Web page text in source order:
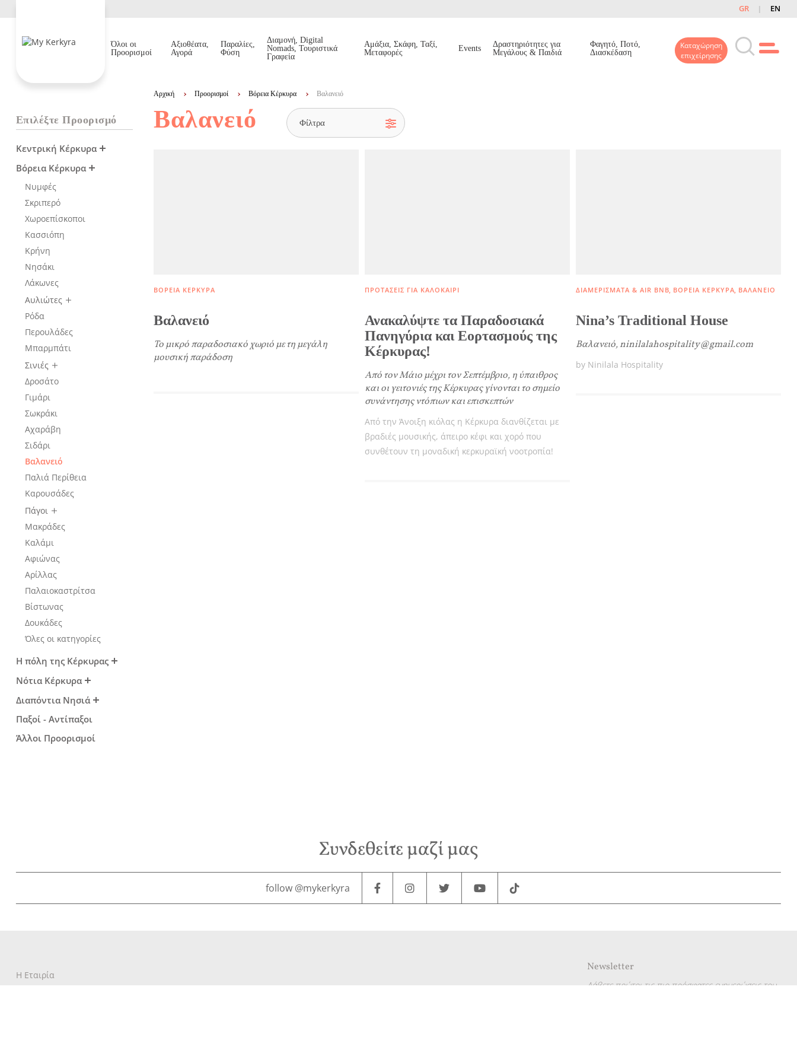
GR EN
Όλοι οι
Προορισμοί
Αξιοθέατα,
Αγορά
Παραλίες,
Φύση
Διαμονή, Digital
Nomads, Τουριστικά
Γραφεία
Αμάξια, Σκάφη, Ταξί,
Μεταφορές
Events
Δραστηριότητες για
Μεγάλους & Παιδιά
Φαγητό, Ποτό,
Διασκέδαση
Καταχώρηση
επιχείρησης
Όλοι οι Προορισμοί
Αξιοθέατα, Αγορά
Παραλίες, Φύση
Διαμονή, Digital Nomads,
Τουριστικά Γραφεία
Αμάξια, Σκάφη, Ταχι,
Μεταφορές
Events
Δραστηριότητες για Μεγάλους
& Παιδιά
Φαγητό, Ποτό, Διασκέδαση
Γίνετε συνεργάτης μας
ΚΑΤΑΧΩΡΕΊΣΤΕ ΤΗΝ ΕΠΙΧΕΊΡΗΣΗ ΣΑΣ
Μείνετε ενημερωμένοι
Επιλέξτε Προορισμό
Κεντρική Κέρκυρα
Βόρεια Κέρκυρα
Νυμφές
Σκριπερό
Χωροεπίσκοποι
Κασσιόπη
Κρήνη
Νησάκι
Λάκωνες
Αυλιώτες
Ρόδα
Περουλάδες
Μπαρμπάτι
Σινιές
Δροσάτο
Γιμάρι
Σωκράκι
Αχαράβη
Σιδάρι
Βαλανειό
Παλιά Περίθεια
Καρουσάδες
Πάγοι
Μακράδες
Καλάμι
Αφιώνας
Αρίλλας
Παλαιοκαστρίτσα
Βίστωνας
Δουκάδες
Όλες οι κατηγορίες
Η πόλη της Κέρκυρας
Νότια Κέρκυρα
Διαπόντια Νησιά
Παξοί - Αντίπαξοι
Άλλοι Προορισμοί
Αρχική Προορισμοί Βόρεια Κέρκυρα Βαλανειό
Βαλανειό
ΒΌΡΕΙΑ ΚΈΡΚΥΡΑ
Βαλανειό
Το μικρό παραδοσιακό χωριό με τη μεγάλη
μουσική παράδοση
ΠΡΟΤΆΣΕΙΣ ΓΙΑ ΚΑΛΟΚΑΊΡΙ
Ανακαλύψτε τα Παραδοσιακά
Πανηγύρια και Εορτασμούς της
Κέρκυρας!
Από τον Μάιο μέχρι τον Σεπτέμβριο, η ύπαιθρος
και οι γειτονιές της Κέρκυρας γίνονται το σημείο
συνάντησης ντόπιων και επισκεπτών
Από την Άνοιξη κιόλας η Κέρκυρα διανθίζεται με
βραδιές μουσικής, άπειρο κέφι και χορό που
συνθέτουν τη μοναδική κερκυραϊκή νοοτροπία!
ΔΙΑΜΕΡΊΣΜΑΤΑ & AIR BNB ΒΌΡΕΙΑ ΚΈΡΚΥΡΑ ΒΑΛΑΝΕΙΌ
Nina’s Traditional House
Βαλανειό, ninilalahospitality@gmail.com
by Ninilala Hospitality
Συνδεθείτε μαζί μας
follow @mykerkyra
Η Εταιρία
Newsletter
Λάβετε πρώτοι τις πιο πρόσφατες ενημερώσεις του
COOKIES.